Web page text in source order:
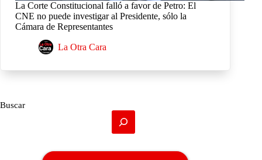
La Corte Constitucional falló a favor de Petro: El
CNE no puede investigar al Presidente, sólo la
Cámara de Representantes
La Otra Cara
Buscar